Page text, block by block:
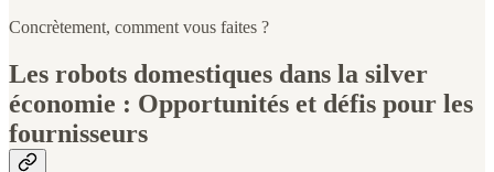
Concrètement, comment vous faites ?
Les robots domestiques dans la silver
économie : Opportunités et défis pour les
fournisseurs